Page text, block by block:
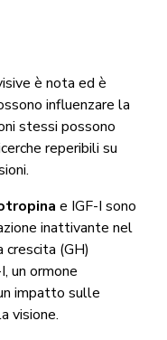
è nota ed è
influenzare la
stessi possono
reperibili su
e IGF-I sono
inattivante nel
(GH)
un ormone
impatto sulle
visione.